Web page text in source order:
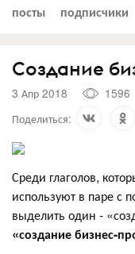
посты подписчики
Создание
3 Апр 2018
1596
Поделиться:
Среди глаголов,
используют в паре с
выделить один -
«создание бизнес-